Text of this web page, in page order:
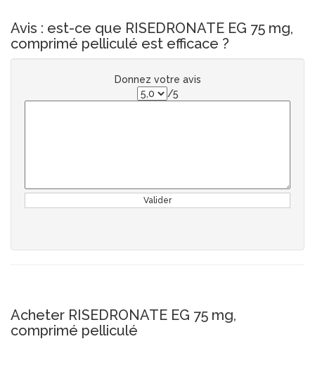
Avis : est-ce que RISEDRONATE EG 75 mg,
comprimé pelliculé est efficace ?
Donnez votre avis
/5
Valider
Acheter RISEDRONATE EG 75 mg,
comprimé pelliculé